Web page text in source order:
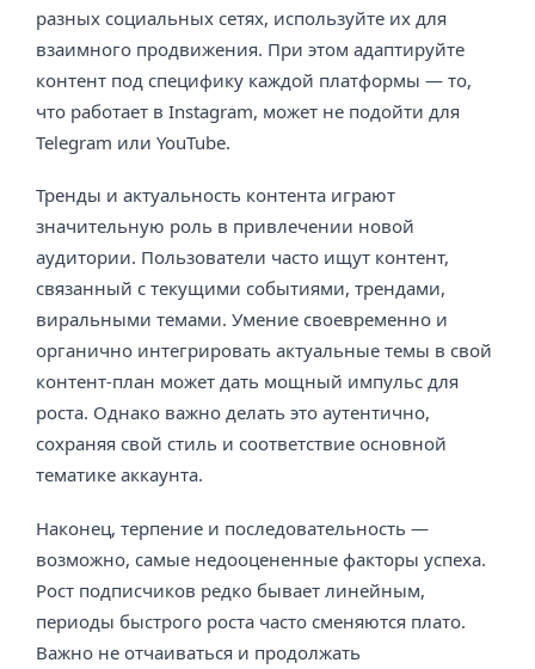
разных социальных сетях, используйте их для
взаимного продвижения. При этом адаптируйте
контент под специфику каждой платформы — то,
что работает в Instagram, может не подойти для
Telegram или YouTube.
Тренды и актуальность контента играют
значительную роль в привлечении новой
аудитории. Пользователи часто ищут контент,
связанный с текущими событиями, трендами,
виральными темами. Умение своевременно и
органично интегрировать актуальные темы в свой
контент-план может дать мощный импульс для
роста. Однако важно делать это аутентично,
сохраняя свой стиль и соответствие основной
тематике аккаунта.
Наконец, терпение и последовательность —
возможно, самые недооцененные факторы успеха.
Рост подписчиков редко бывает линейным,
периоды быстрого роста часто сменяются плато.
Важно не отчаиваться и продолжать